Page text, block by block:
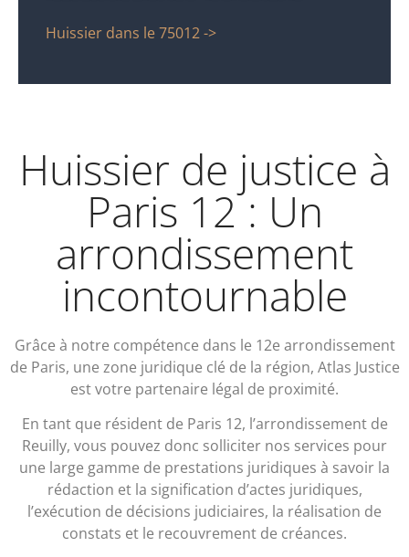
Huissier dans le 75012 ->
Huissier de justice à
Paris 12 : Un
arrondissement
incontournable
Grâce à notre compétence dans le 12e arrondissement
de Paris, une zone juridique clé de la région, Atlas Justice
est votre partenaire légal de proximité.
En tant que résident de Paris 12, l’arrondissement de
Reuilly, vous pouvez donc solliciter nos services pour
une large gamme de prestations juridiques à savoir la
rédaction et la signification d’actes juridiques,
l’exécution de décisions judiciaires, la réalisation de
constats et le recouvrement de créances.